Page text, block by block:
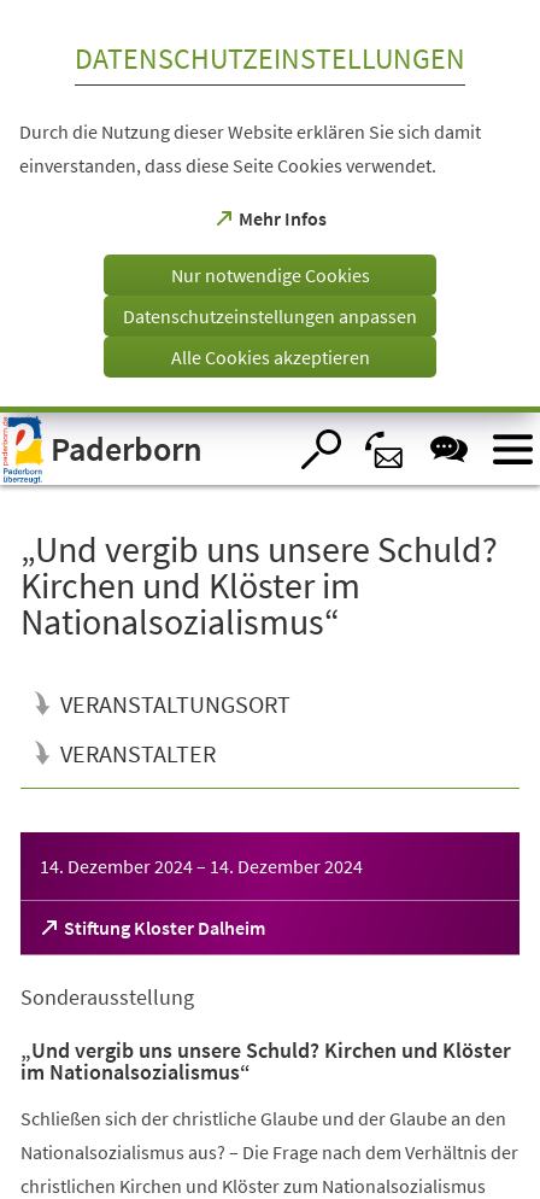
Visuelle
Assistenzsoftware
öffnen.
DATENSCHUTZEINSTELLUNGEN
Durch die Nutzung dieser Website erklären Sie sich damit
einverstanden, dass diese Seite Cookies verwendet.
Mehr Infos
(Öffnet
einem
Tab)
Nur notwendige Cookies
Datenschutzeinstellungen anpassen
Alle Cookies akzeptieren
Paderborn
„Und vergib uns unsere Schuld?
Kirchen und Klöster im
Nationalsozialismus“
VERANSTALTUNGSORT
VERANSTALTER
14. Dezember 2024– 14. Dezember 2024
Stiftung Kloster Dalheim
(Öffnet
in
neuen
Sonderausstellung
„Und vergib uns unsere Schuld? Kirchen und Klöster
im Nationalsozialismus“
Schließen sich der christliche Glaube und der Glaube an den
Nationalsozialismus aus? – Die Frage nach dem Verhältnis der
christlichen Kirchen und Klöster zum Nationalsozialismus